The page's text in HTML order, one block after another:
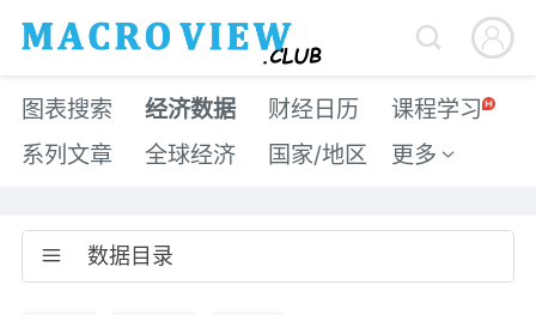


图表搜索 经济数据 财经日历
课程学习
系列文章
全球经济 国家/地区 更多 
 数据目录